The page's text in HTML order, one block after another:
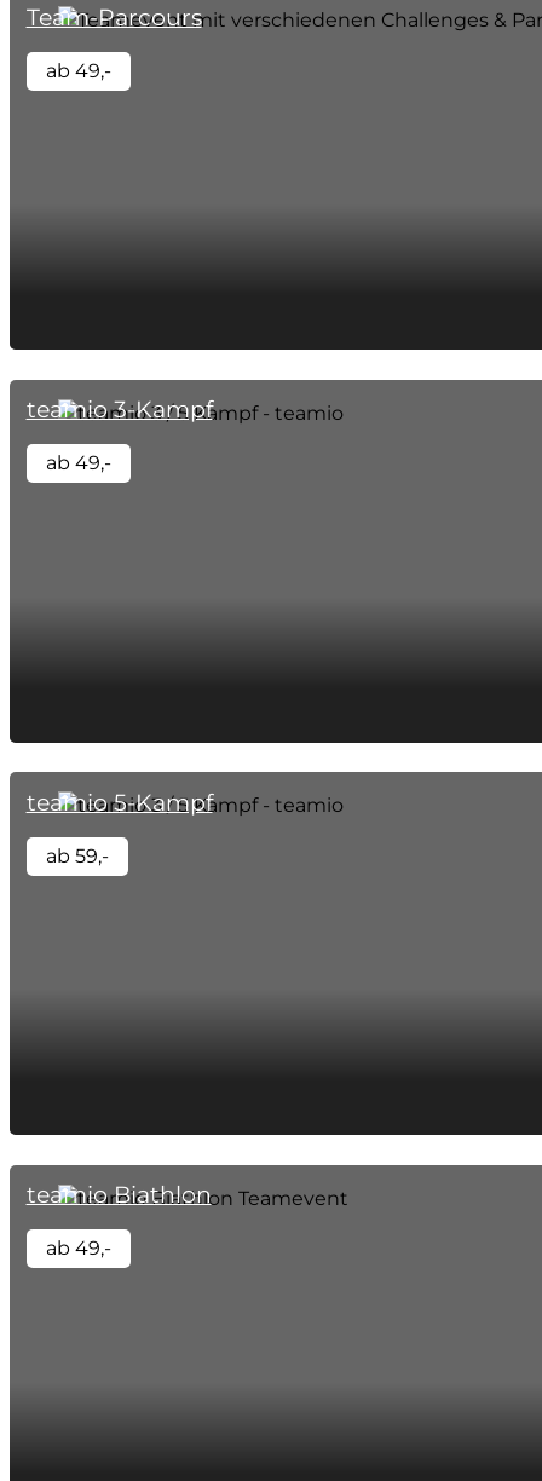
Team-Parcours
ab 49,-
teamio 3-Kampf
ab 49,-
teamio 5-Kampf
ab 59,-
teamio Biathlon
ab 49,-